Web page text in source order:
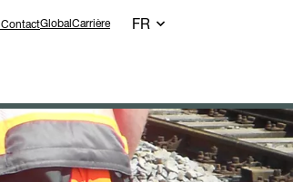
ContactGlobalCarrière FR